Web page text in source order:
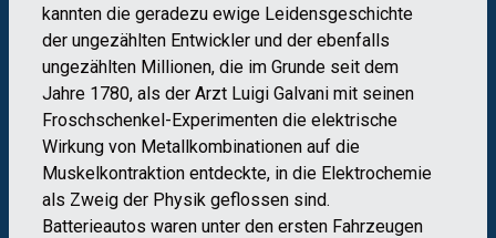
kannten die geradezu ewige Leidensgeschichte
der ungezählten Entwickler und der ebenfalls
ungezählten Millionen, die im Grunde seit dem
Jahre 1780, als der Arzt Luigi Galvani mit seinen
Froschschenkel-Experimenten die elektrische
Wirkung von Metallkombinationen auf die
Muskelkontraktion entdeckte, in die Elektrochemie
als Zweig der Physik geflossen sind.
Batterieautos waren unter den ersten Fahrzeugen